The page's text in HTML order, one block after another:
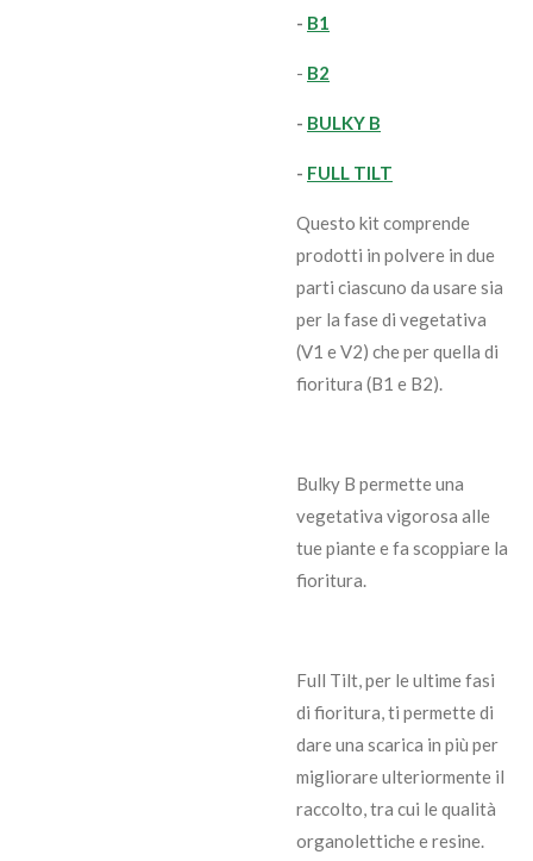
- B1
- B2
- BULKY B
- FULL TILT
Questo kit comprende
prodotti in polvere in due
parti ciascuno da usare sia
per la fase di vegetativa
(V1 e V2) che per quella di
fioritura (B1 e B2).
Bulky B permette una
vegetativa vigorosa alle
tue piante e fa scoppiare la
fioritura.
Full Tilt, per le ultime fasi
di fioritura, ti permette di
dare una scarica in più per
migliorare ulteriormente il
raccolto, tra cui le qualità
organolettiche e resine.